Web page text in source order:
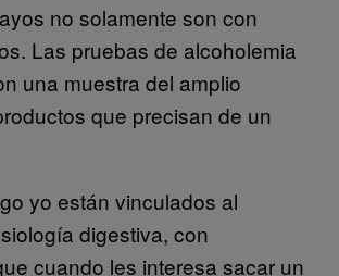
no solamente son con
Las pruebas de alcoholemia
una muestra del amplio
que precisan de un
yo están vinculados al
digestiva, con
cuando les interesa sacar un